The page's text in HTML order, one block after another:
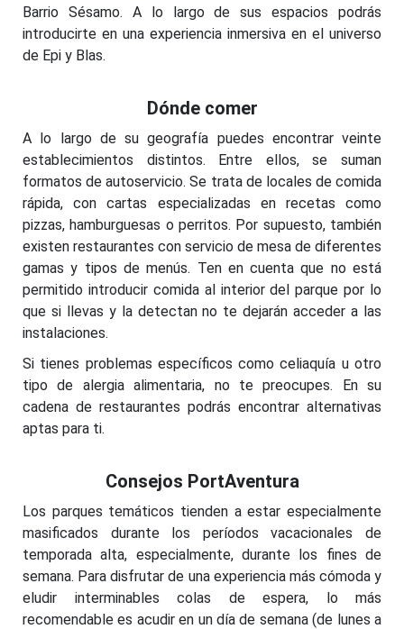
Barrio Sésamo. A lo largo de sus espacios podrás
introducirte en una experiencia inmersiva en el universo
de Epi y Blas.
Dónde comer
A lo largo de su geografía puedes encontrar veinte
establecimientos distintos. Entre ellos, se suman
formatos de autoservicio. Se trata de locales de comida
rápida, con cartas especializadas en recetas como
pizzas, hamburguesas o perritos. Por supuesto, también
existen restaurantes con servicio de mesa de diferentes
gamas y tipos de menús. Ten en cuenta que no está
permitido introducir comida al interior del parque por lo
que si llevas y la detectan no te dejarán acceder a las
instalaciones.
Si tienes problemas específicos como celiaquía u otro
tipo de alergia alimentaria, no te preocupes. En su
cadena de restaurantes podrás encontrar alternativas
aptas para ti.
Consejos PortAventura
Los parques temáticos tienden a estar especialmente
masificados durante los períodos vacacionales de
temporada alta, especialmente, durante los fines de
semana. Para disfrutar de una experiencia más cómoda y
eludir interminables colas de espera, lo más
recomendable es acudir en un día de semana (de lunes a